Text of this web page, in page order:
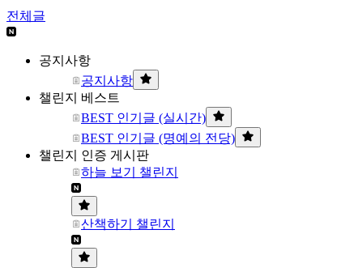
전체글
공지사항
공지사항
챌린지 베스트
BEST 인기글 (실시간)
BEST 인기글 (명예의 전당)
챌린지 인증 게시판
하늘 보기 챌린지
산책하기 챌린지